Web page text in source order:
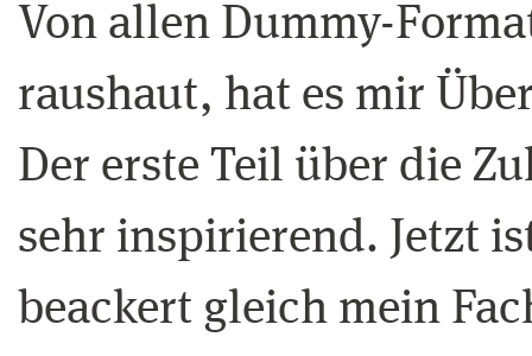
Von allen Dummy-
raushaut, hat es mir
Der erste Teil über die
sehr inspirierend. Jetzt
beackert gleich mein